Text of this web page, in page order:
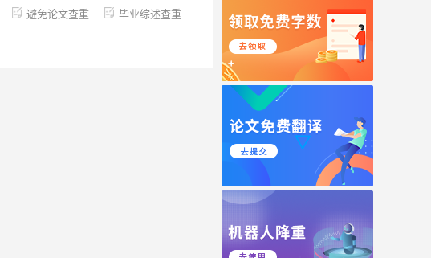
软件反复率是有阈值的，阈值大约
避免论文查重 毕业综述查重